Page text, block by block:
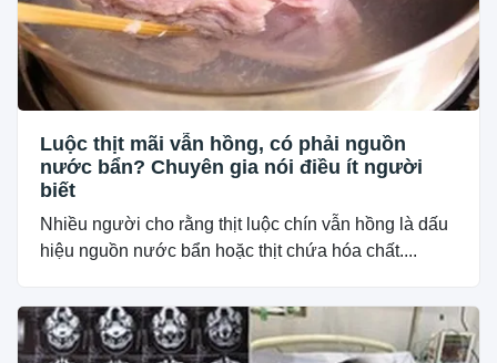
Luộc thịt mãi vẫn hồng, có phải nguồn
nước bẩn? Chuyên gia nói điều ít người
biết
Nhiều người cho rằng thịt luộc chín vẫn hồng là dấu
hiệu nguồn nước bẩn hoặc thịt chứa hóa chất....